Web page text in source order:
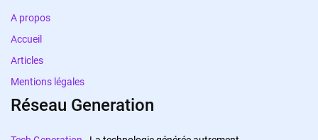
A propos
Accueil
Articles
Mentions légales
Réseau Generation